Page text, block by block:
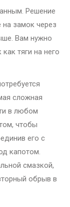
Решение
замок через
Вам нужно
тяги на него
сложная
в любом
чтобы
его с
капотом.
смазкой,
обрыв в